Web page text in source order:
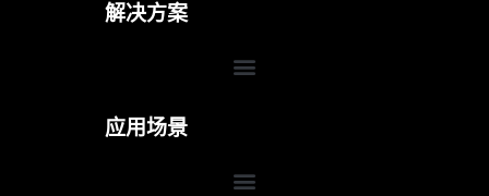
解决方案
Menu
应用场景
Menu